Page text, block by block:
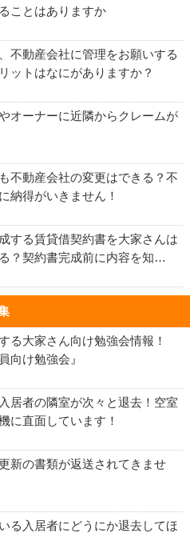
ことはありますか
不動産会社に管理をお願いする
ットはなにがありますか？
オーナーに近隣からクレームが
不動産会社の変更はできる？不
納得がいきません！
する賃貸借契約書を大家さんは
？契約書完成前に内容を知…
る大家さん向け勉強会情報！
向け勉強会』
居者の隣室が次々と退去！空室
に直面しています！
新の書類が返送されてきませ
る入居者にどうにか退去してほ